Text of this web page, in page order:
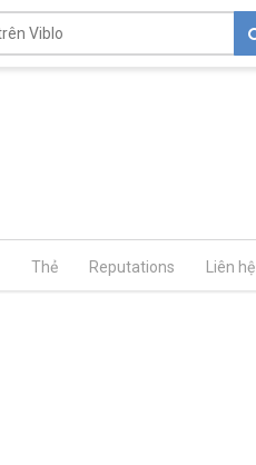
Thẻ Reputations Liên hệ